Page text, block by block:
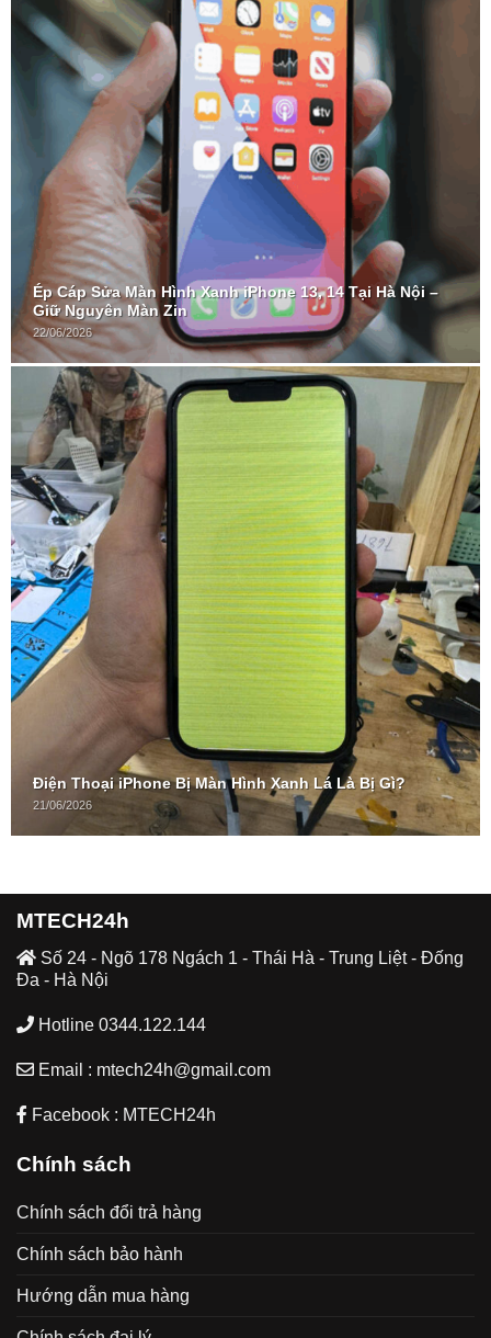
Ép Cáp Sửa Màn Hình Xanh iPhone 13, 14 Tại Hà Nội –
Giữ Nguyên Màn Zin
22/06/2026
Điện Thoại iPhone Bị Màn Hình Xanh Lá Là Bị Gì?
21/06/2026
MTECH24h
Số 24 - Ngõ 178 Ngách 1 - Thái Hà - Trung Liệt - Đống
Đa - Hà Nội
Hotline 0344.122.144
Email : mtech24h@gmail.com
Facebook : MTECH24h
Chính sách
Chính sách đổi trả hàng
Chính sách bảo hành
Hướng dẫn mua hàng